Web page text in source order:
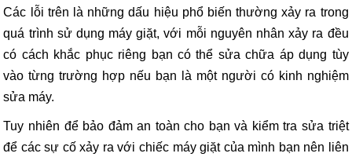
Các lỗi trên là những dấu hiệu phổ biến thường xảy ra trong
quá trình sử dụng máy giặt, với mỗi nguyên nhân xảy ra đều
có cách khắc phục riêng bạn có thể sửa chữa áp dụng tùy
vào từng trường hợp nếu bạn là một người có kinh nghiệm
sửa máy.
Tuy nhiên để bảo đảm an toàn cho bạn và kiểm tra sửa triệt
để các sự cố xảy ra với chiếc máy giặt của mình bạn nên liên